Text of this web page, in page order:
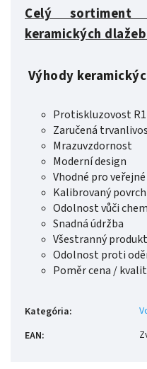
Celý
keramických
Výhody
Protiskluzovost
Zaručená
Mrazuvzdornost
Moderní design
Vhodné pro
Kalibrovaný povrch
Odolnost vůči
Snadná údržba
Všestranný produkt
Odolnost proti
Poměr cena /
Kategória:
EAN: